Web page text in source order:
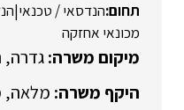
הנדסאי / טכנאי|
מכונאי אחזקה
גדרה
מלאה